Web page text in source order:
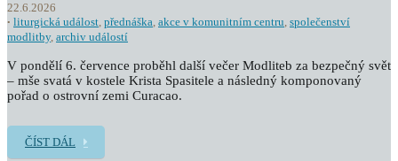
22.6.2026
liturgická událost, přednáška, akce v komunitním centru, společenství
modlitby, archiv událostí
V pondělí 6. července proběhl další večer Modliteb za bezpečný svět
– mše svatá v kostele Krista Spasitele a následný komponovaný
pořad o ostrovní zemi Curacao.
ČÍST DÁL